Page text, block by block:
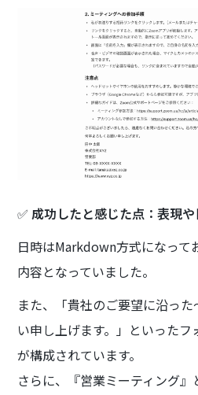
✅ 成功したと感じた点：表現
日時はMarkdown方式になって
内容となっていました。
また、「貴社のご要望に沿っ
い申し上げます。」といった
が構成されています。
さらに、『営業ミーティング